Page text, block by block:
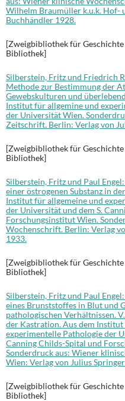
Wilhelm Braumüller k.u.k. Hof-
Buchhändler 1928.
[Zweigbibliothek für
Bibliothek]
Silberstein, Fritz und Friedrich
Methode zur Bestimmung der
Gewebskulturen und
Institut für allgemine und
der Universität Wien.
Zeitschrift. Berlin: Verlag von
[Zweigbibliothek für
Bibliothek]
Silberstein, Fritz und Paul
einer östrogenen Substanz in
Institut für allgemeine und
der Universität und dem S.
Forschungsinstitut Wien.
Wochenschrift. Berlin: Verlag
1933.
[Zweigbibliothek für
Bibliothek]
Silberstein, Fritz und Paul
eines Brunststoffes in Blut und
pathologischen Verhältnissen.
der Kastration. Aus dem
experimentelle Pathologie der
Canning Childs-Spital und
Sonderdruck aus: Wiener
Wien: Verlag von Julius
[Zweigbibliothek für
Bibliothek]